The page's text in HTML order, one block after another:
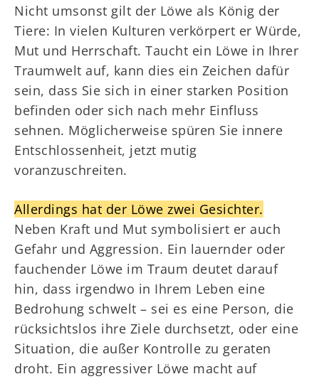
Nicht umsonst gilt der Löwe als König der
Tiere: In vielen Kulturen verkörpert er Würde,
Mut und Herrschaft. Taucht ein Löwe in Ihrer
Traumwelt auf, kann dies ein Zeichen dafür
sein, dass Sie sich in einer starken Position
befinden oder sich nach mehr Einfluss
sehnen. Möglicherweise spüren Sie innere
Entschlossenheit, jetzt mutig
voranzuschreiten.
Allerdings hat der Löwe zwei Gesichter.
Neben Kraft und Mut symbolisiert er auch
Gefahr und Aggression. Ein lauernder oder
fauchender Löwe im Traum deutet darauf
hin, dass irgendwo in Ihrem Leben eine
Bedrohung schwelt – sei es eine Person, die
rücksichtslos ihre Ziele durchsetzt, oder eine
Situation, die außer Kontrolle zu geraten
droht. Ein aggressiver Löwe macht auf